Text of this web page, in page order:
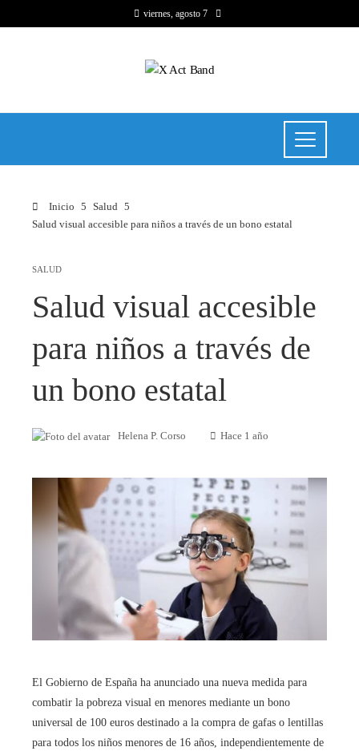
viernes, agosto 7
Inicio
Salud
Salud visual accesible para niños a través de un bono estatal
SALUD
Salud visual accesible
para niños a través de
un bono estatal
Helena P. Corso Hace 1 año
El Gobierno de España ha anunciado una nueva medida para
combatir la pobreza visual en menores mediante un bono
universal de 100 euros destinado a la compra de gafas o lentillas
para todos los niños menores de 16 años, independientemente de